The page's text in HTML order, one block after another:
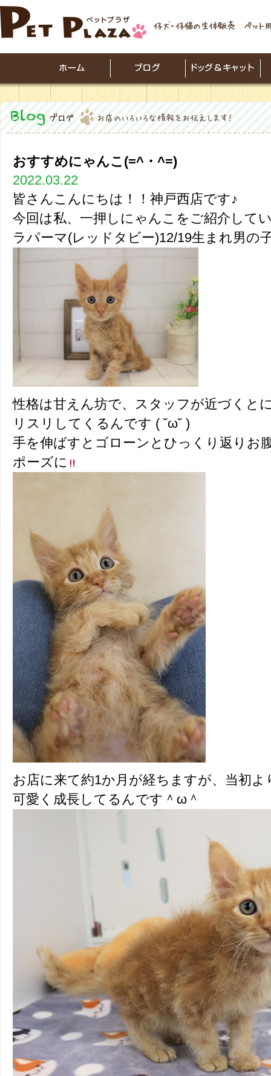
おすすめにゃんこ(=^・^=)
2022.03.22
皆さんこんにちは！！神戸西店です♪
今回は私、一押しにゃんこをご紹介して
ラパーマ(レッドタビー)12/19生まれ男の
性格は甘えん坊で、スタッフが近づくと
リスリしてくるんです ( ˘ω˘ )
手を伸ばすとゴローンとひっくり返りお
ポーズに
お店に来て約1か月が経ちますが、当初
可愛く成長してるんです＾ω＾